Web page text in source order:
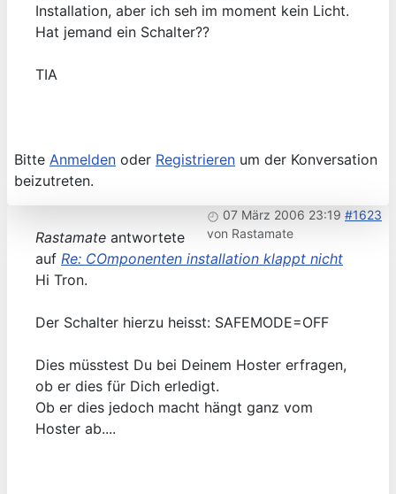
Installation, aber ich seh im moment kein Licht.
Hat jemand ein Schalter??
TIA
Bitte Anmelden oder Registrieren um der Konversation
beizutreten.
07 März 2006 23:19 #1623
von Rastamate
Rastamate antwortete
auf Re: COmponenten installation klappt nicht
Hi Tron.
Der Schalter hierzu heisst: SAFEMODE=OFF
Dies müsstest Du bei Deinem Hoster erfragen,
ob er dies für Dich erledigt.
Ob er dies jedoch macht hängt ganz vom
Hoster ab....